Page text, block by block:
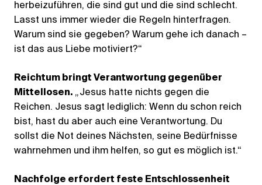
herbeizuführen, die sind gut und die sind schlecht.
Lasst uns immer wieder die Regeln hinterfragen.
Warum sind sie gegeben? Warum gehe ich danach –
ist das aus Liebe motiviert?“
Reichtum bringt Verantwortung gegenüber
Mittellosen. „Jesus hatte nichts gegen die
Reichen. Jesus sagt lediglich: Wenn du schon reich
bist, hast du aber auch eine Verantwortung. Du
sollst die Not deines Nächsten, seine Bedürfnisse
wahrnehmen und ihm helfen, so gut es möglich ist.“
Nachfolge erfordert feste Entschlossenheit